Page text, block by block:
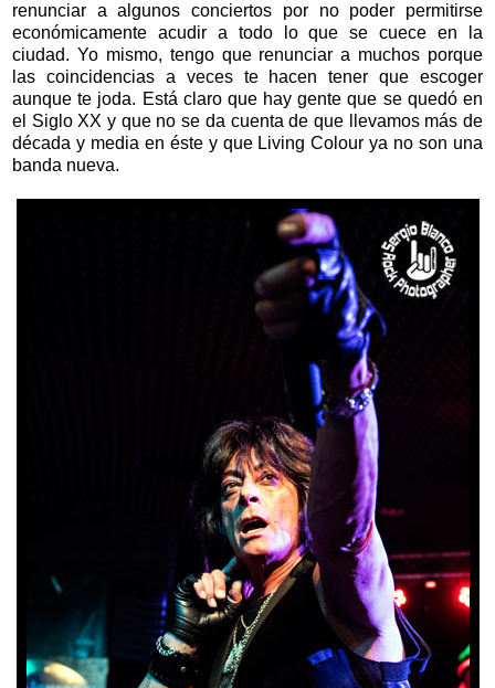
renunciar a algunos conciertos por no poder permitirse
económicamente acudir a todo lo que se cuece en la
ciudad. Yo mismo, tengo que renunciar a muchos porque
las coincidencias a veces te hacen tener que escoger
aunque te joda. Está claro que hay gente que se quedó en
el Siglo XX y que no se da cuenta de que llevamos más de
década y media en éste y que Living Colour ya no son una
banda nueva.